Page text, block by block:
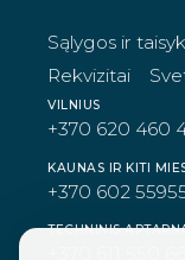
Sąlygos ir
Rekvizitai
VILNIUS
+370 620 460
KAUNAS IR KITI
+370 602
TECHNINIS